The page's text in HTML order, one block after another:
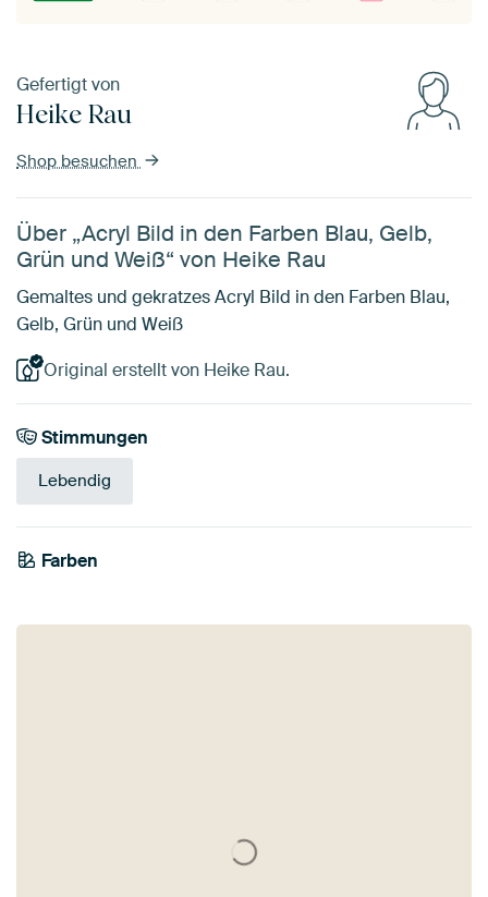
Gefertigt von
Heike Rau
Shop besuchen
Über „Acryl Bild in den Farben Blau, Gelb,
Grün und Weiß“ von Heike Rau
Gemaltes und gekratzes Acryl Bild in den Farben Blau,
Gelb, Grün und Weiß
Original erstellt von Heike Rau.
Stimmungen
Lebendig
Farben
Mauve
Taupe
Gelb